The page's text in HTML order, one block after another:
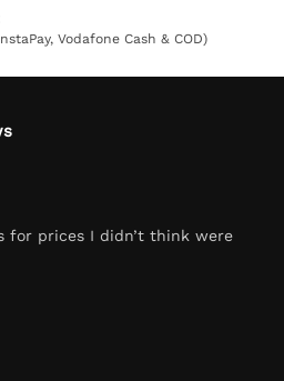
Vodafone Cash & COD)
for prices I didn’t think were